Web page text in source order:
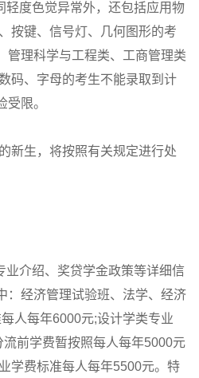
度色觉异常外，还包括应用物
按键、信号灯、几何图形的考
理科学与工程类、工商管理类
码、字母的考生不能录取到计
限。
生，将按照有关规定进行处
介绍、奖贷学金政策等详细信
：经济管理试验班、法学、经济
人每年6000元;设计学类专业
前学费暂按照每人每年5000元
学费标准每人每年5500元。特